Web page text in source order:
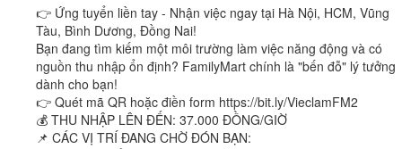
👉 Ứng tuyển liền tay - Nhận việc ngay tại Hà Nội, HCM, Vũng
Tàu, Bình Dương, Đồng Nai!
Bạn đang tìm kiếm một môi trường làm việc năng động và có
nguồn thu nhập ổn định? FamilyMart chính là "bến đỗ" lý tưởng
dành cho bạn!
👉 Quét mã QR hoặc điền form https://bit.ly/VieclamFM2
💰 THU NHẬP LÊN ĐẾN: 37.000 ĐỒNG/GIỜ
📌 CÁC VỊ TRÍ ĐANG CHỜ ĐÓN BẠN: